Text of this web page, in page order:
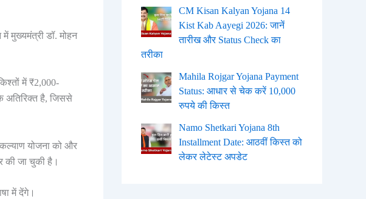
में मुख्यमंत्री डॉ. मोहन
में ₹2,000-
अतिरिक्त है, जिससे
योजना को और
की जा चुकी है।
में देंगे।
CM Kisan Kalyan Yojana 14
Kist Kab Aayegi 2026: जानें
तारीख और Status Check का
तरीका
Mahila Rojgar Yojana Payment
Status: आधार से चेक करें 10,000
रुपये की किस्त
Namo Shetkari Yojana 8th
Installment Date: आठवीं किस्त को
लेकर लेटेस्ट अपडेट